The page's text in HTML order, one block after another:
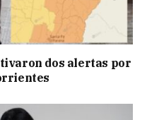
dos alertas por